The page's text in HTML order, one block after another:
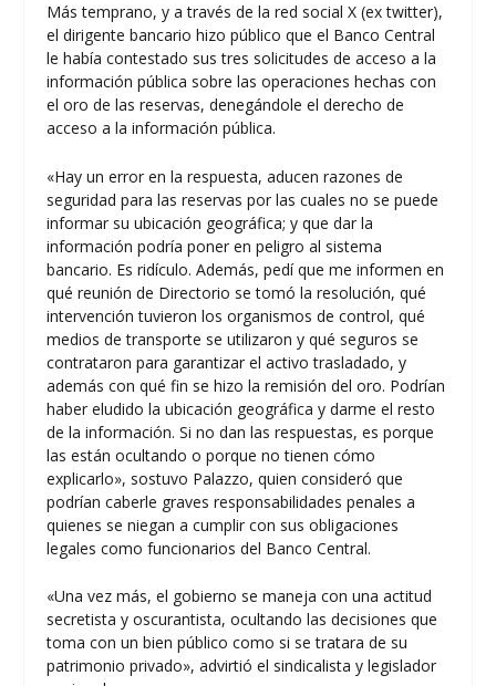
Más temprano, y a través de la red social X (ex twitter),
el dirigente bancario hizo público que el Banco Central
le había contestado sus tres solicitudes de acceso a la
información pública sobre las operaciones hechas con
el oro de las reservas, denegándole el derecho de
acceso a la información pública.
«Hay un error en la respuesta, aducen razones de
seguridad para las reservas por las cuales no se puede
informar su ubicación geográfica; y que dar la
información podría poner en peligro al sistema
bancario. Es ridículo. Además, pedí que me informen en
qué reunión de Directorio se tomó la resolución, qué
intervención tuvieron los organismos de control, qué
medios de transporte se utilizaron y qué seguros se
contrataron para garantizar el activo trasladado, y
además con qué fin se hizo la remisión del oro. Podrían
haber eludido la ubicación geográfica y darme el resto
de la información. Si no dan las respuestas, es porque
las están ocultando o porque no tienen cómo
explicarlo», sostuvo Palazzo, quien consideró que
podrían caberle graves responsabilidades penales a
quienes se niegan a cumplir con sus obligaciones
legales como funcionarios del Banco Central.
«Una vez más, el gobierno se maneja con una actitud
secretista y oscurantista, ocultando las decisiones que
toma con un bien público como si se tratara de su
patrimonio privado», advirtió el sindicalista y legislador